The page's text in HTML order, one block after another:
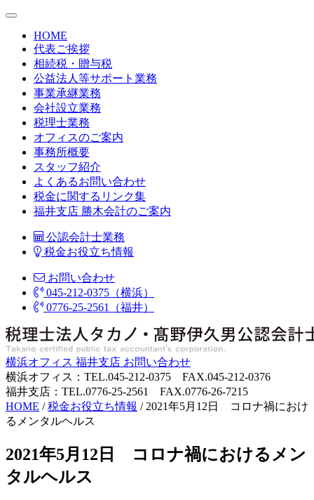
HOME
代表ご挨拶
相続税・贈与税
公益法人等サポート業務
事業承継業務
会社設立業務
税理士業務
オフィスのご案内
事務所概要
スタッフ紹介
よくあるお問い合わせ
税金に関するリンク集
福井支店 勝木会計のご案内
公認会計士業務
税金お役立ち情報
お問い合わせ
045-212-0375（横浜）
0776-25-2561（福井）
横浜オフィス 福井支店 お問い合わせ
横浜オフィス：TEL.045-212-0375 FAX.045-212-0376
福井支店：TEL.0776-25-2561 FAX.0776-26-7215
HOME /税金お役立ち情報 / 2021年5月12日 コロナ禍におけ
るメンタルヘルス
2021年5月12日 コロナ禍におけるメン
タルヘルス